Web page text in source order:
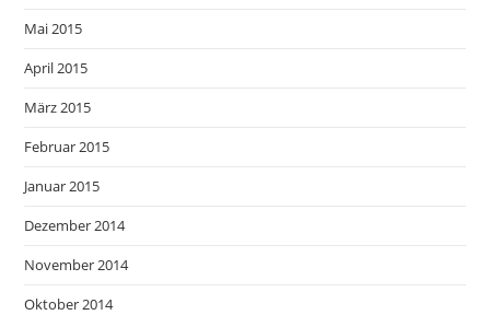
Mai 2015
April 2015
März 2015
Februar 2015
Januar 2015
Dezember 2014
November 2014
Oktober 2014